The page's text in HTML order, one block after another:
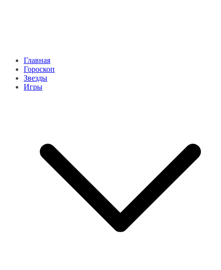
Главная
Гороскоп
Звезды
Игры